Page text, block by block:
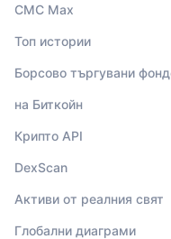
CMC Max
Топ истории
Борсово търгувани
на Биткойн
Крипто API
DexScan
Активи от реалния свят
Глобални диаграми